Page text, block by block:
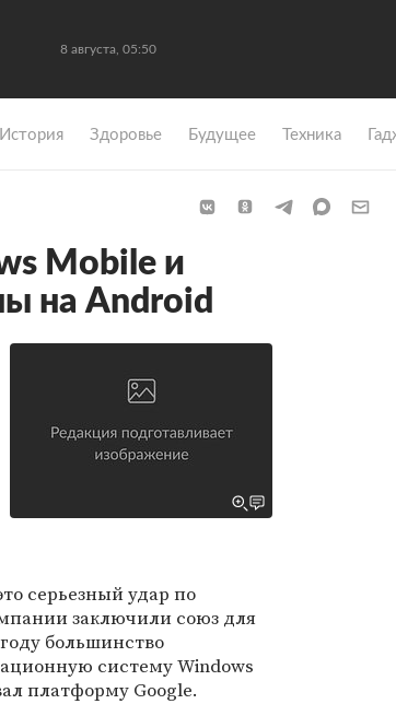
8 августа, 05:50
История Здоровье Будущее Техника
Mobile и
на Android
серьезный удар по
заключили союз для
большинство
систему Windows
платформу Google.